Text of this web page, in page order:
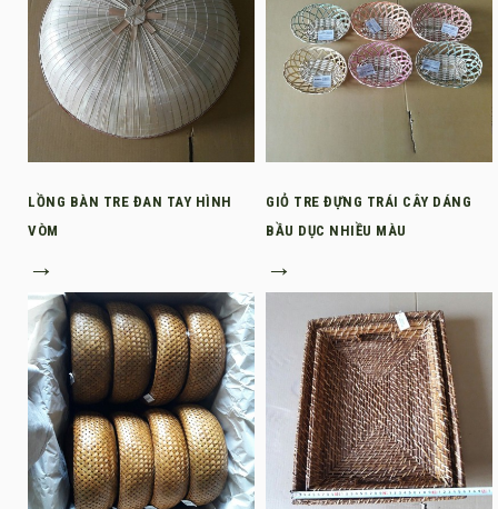
LỒNG BÀN TRE ĐAN TAY HÌNH
VÒM
→
GIỎ TRE ĐỰNG TRÁI CÂY DÁNG
BẦU DỤC NHIỀU MÀU
→